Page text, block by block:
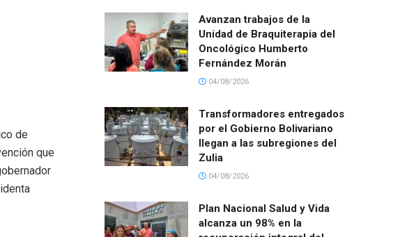
de
que
Avanzan trabajos de la
Unidad de Braquiterapia del
Oncológico Humberto
Fernández Morán
04/08/2026
Transformadores entregados
por el Gobierno Bolivariano
llegan a las subregiones del
Zulia
04/08/2026
Plan Nacional Salud y Vida
alcanza un 98% en la